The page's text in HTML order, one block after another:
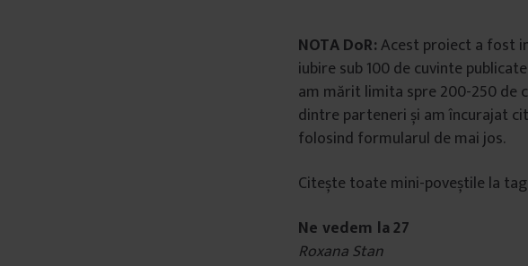
NOTA DoR:Acest proiect a fost
iubire sub 100 de cuvinte
am mărit limita spre 200-250 de
dintre parteneri și am încurajat
folosind formularul de mai jos.
Citește toate mini-poveștile la
Ne vedem la 27
Roxana Stan